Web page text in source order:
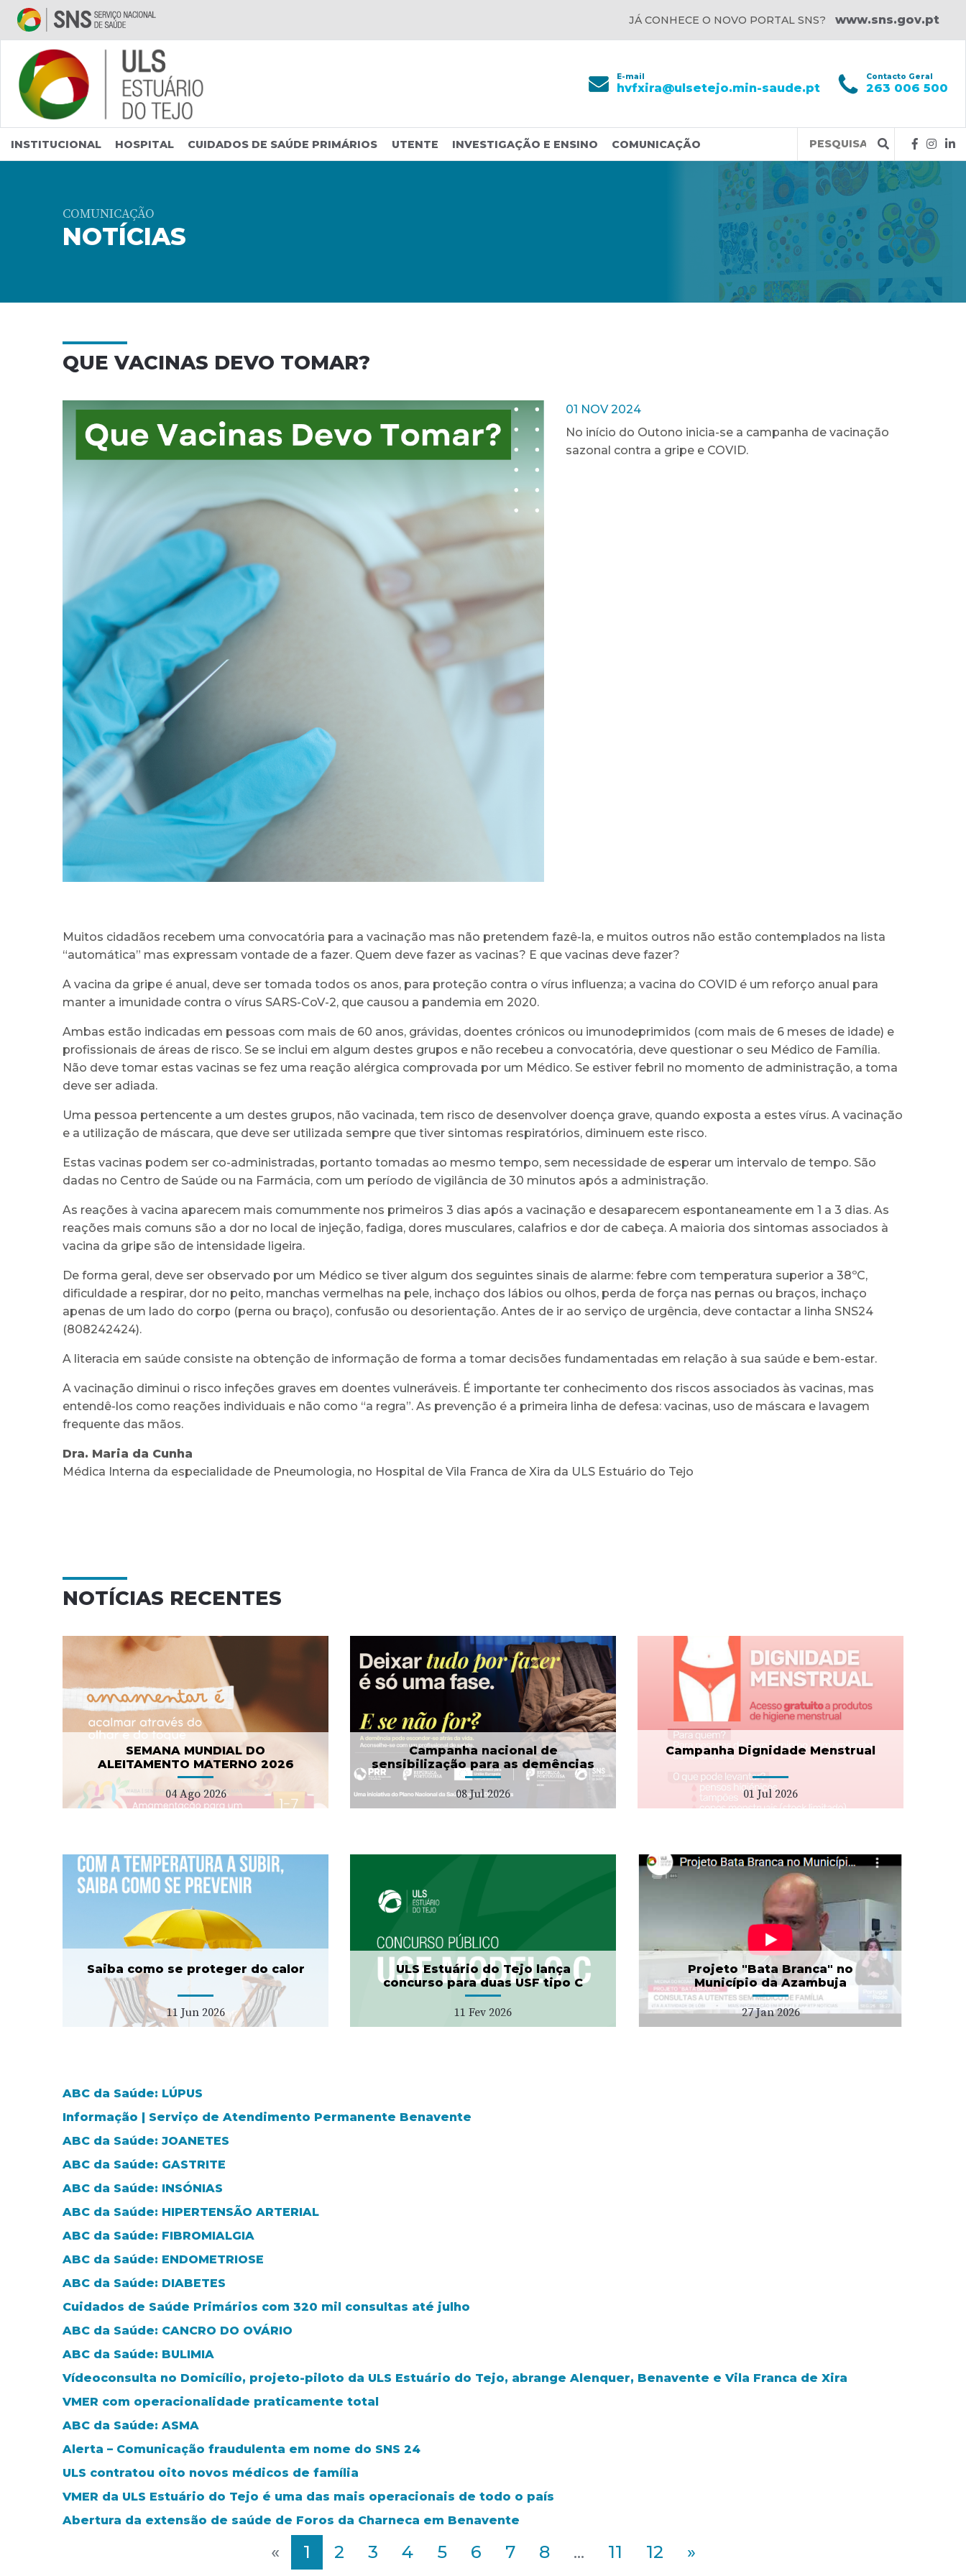
Saltar para conteúdo principal
JÁ CONHECE O NOVO PORTAL SNS? www.sns.gov.pt
E-mail
hvfxira@ulsetejo.min-saude.pt
Contacto Geral
263 006 500
INSTITUCIONAL HOSPITAL CUIDADOS DE SAÚDE PRIMÁRIOS UTENTE INVESTIGAÇÃO E ENSINO COMUNICAÇÃO
Query
COMUNICAÇÃO
NOTÍCIAS
QUE VACINAS DEVO TOMAR?
01 NOV 2024
No início do Outono inicia-se a campanha de vacinação
sazonal contra a gripe e COVID.
Muitos cidadãos recebem uma convocatória para a vacinação mas não pretendem fazê-la, e muitos outros não estão contemplados na lista
“automática” mas expressam vontade de a fazer. Quem deve fazer as vacinas? E que vacinas deve fazer?
A vacina da gripe é anual, deve ser tomada todos os anos, para proteção contra o vírus influenza; a vacina do COVID é um reforço anual para
manter a imunidade contra o vírus SARS-CoV-2, que causou a pandemia em 2020.
Ambas estão indicadas em pessoas com mais de 60 anos, grávidas, doentes crónicos ou imunodeprimidos (com mais de 6 meses de idade) e
profissionais de áreas de risco. Se se inclui em algum destes grupos e não recebeu a convocatória, deve questionar o seu Médico de Família.
Não deve tomar estas vacinas se fez uma reação alérgica comprovada por um Médico. Se estiver febril no momento de administração, a toma
deve ser adiada.
Uma pessoa pertencente a um destes grupos, não vacinada, tem risco de desenvolver doença grave, quando exposta a estes vírus. A vacinação
e a utilização de máscara, que deve ser utilizada sempre que tiver sintomas respiratórios, diminuem este risco.
Estas vacinas podem ser co-administradas, portanto tomadas ao mesmo tempo, sem necessidade de esperar um intervalo de tempo. São
dadas no Centro de Saúde ou na Farmácia, com um período de vigilância de 30 minutos após a administração.
As reações à vacina aparecem mais comummente nos primeiros 3 dias após a vacinação e desaparecem espontaneamente em 1 a 3 dias. As
reações mais comuns são a dor no local de injeção, fadiga, dores musculares, calafrios e dor de cabeça. A maioria dos sintomas associados à
vacina da gripe são de intensidade ligeira.
De forma geral, deve ser observado por um Médico se tiver algum dos seguintes sinais de alarme: febre com temperatura superior a 38ºC,
dificuldade a respirar, dor no peito, manchas vermelhas na pele, inchaço dos lábios ou olhos, perda de força nas pernas ou braços, inchaço
apenas de um lado do corpo (perna ou braço), confusão ou desorientação. Antes de ir ao serviço de urgência, deve contactar a linha SNS24
(808242424).
A literacia em saúde consiste na obtenção de informação de forma a tomar decisões fundamentadas em relação à sua saúde e bem-estar.
A vacinação diminui o risco infeções graves em doentes vulneráveis. É importante ter conhecimento dos riscos associados às vacinas, mas
entendê-los como reações individuais e não como “a regra”. As prevenção é a primeira linha de defesa: vacinas, uso de máscara e lavagem
frequente das mãos.
Dra. Maria da Cunha
Médica Interna da especialidade de Pneumologia, no Hospital de Vila Franca de Xira da ULS Estuário do Tejo
NOTÍCIAS RECENTES
SEMANA MUNDIAL DO
ALEITAMENTO MATERNO 2026
04 Ago 2026
Campanha nacional de
sensibilização para as demências
08 Jul 2026
Campanha nacional de
sensibilização para as
demências
08 Jul 2026 Campanha Dignidade Menstrual
01 Jul 2026
Campanha Dignidade
Menstrual
01 Jul 2026
Saiba como se proteger do calor
11 Jun 2026
ULS Estuário do Tejo lança
concurso para duas USF tipo C
11 Fev 2026
ULS Estuário do Tejo
lança concurso para duas
USF tipo C
11 Fev 2026
Projeto "Bata Branca" no
Município da Azambuja
27 Jan 2026
Projeto "Bata Branca" no
27 Jan 2026
ABC da Saúde: LÚPUS
Informação | Serviço de Atendimento Permanente Benavente
ABC da Saúde: JOANETES
ABC da Saúde: GASTRITE
ABC da Saúde: INSÓNIAS
ABC da Saúde: HIPERTENSÃO ARTERIAL
ABC da Saúde: FIBROMIALGIA
ABC da Saúde: ENDOMETRIOSE
ABC da Saúde: DIABETES
Cuidados de Saúde Primários com 320 mil consultas até julho
ABC da Saúde: CANCRO DO OVÁRIO
ABC da Saúde: BULIMIA
Vídeoconsulta no Domicílio, projeto-piloto da ULS Estuário do Tejo, abrange Alenquer, Benavente e Vila Franca de Xira
VMER com operacionalidade praticamente total
ABC da Saúde: ASMA
Alerta – Comunicação fraudulenta em nome do SNS 24
ULS contratou oito novos médicos de família
VMER da ULS Estuário do Tejo é uma das mais operacionais de todo o país
Abertura da extensão de saúde de Foros da Charneca em Benavente
« 1 2 3 4 5 6 7 8 ... 11 12 »